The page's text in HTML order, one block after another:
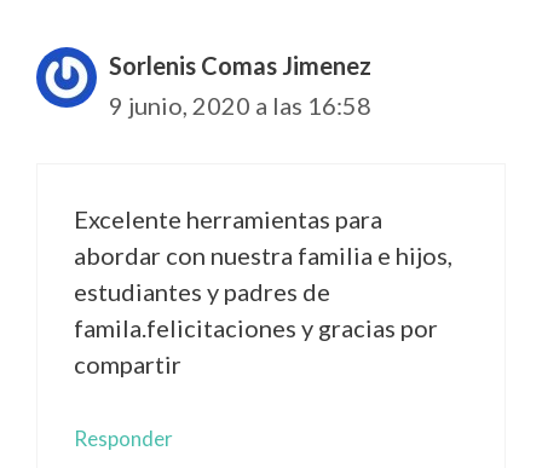
Sorlenis Comas Jimenez
9 junio, 2020 a las 16:58
Excelente herramientas para
abordar con nuestra familia e hijos,
estudiantes y padres de
famila.felicitaciones y gracias por
compartir
Responder